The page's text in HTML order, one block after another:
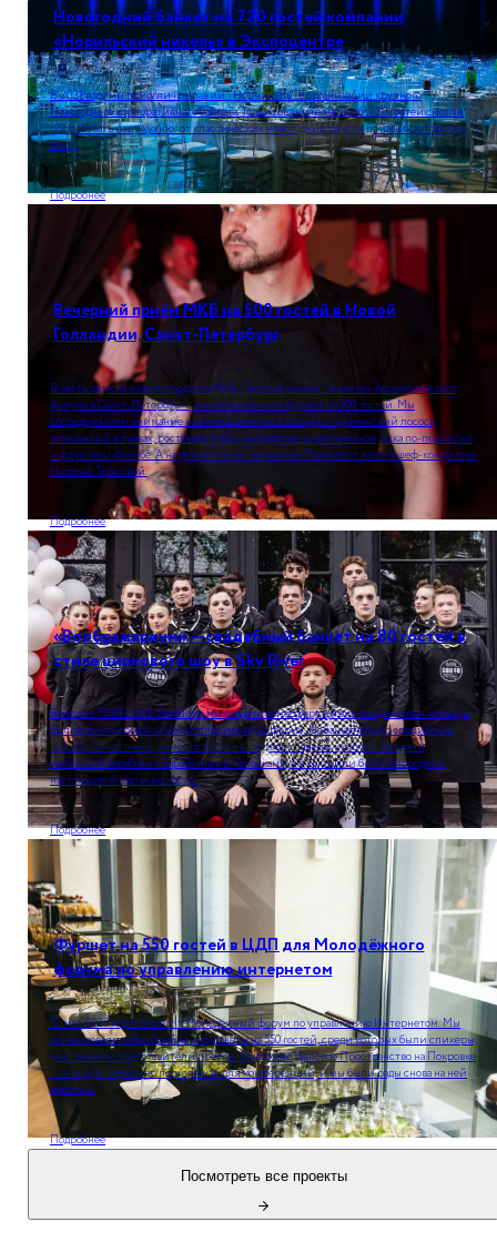
Новогодний банкет на 720 гостей компании
«Норильский никель» в Экспоцентре
В 2021 году мы помогли компании "Норникель" в организации крупного
Новогоднего корпоративного банкета. Только оцените масштаб! 720 гостей смогли
попробовать нашу кухню: от классических новогодних закусок до наших авторских
блюд.
Подробнее
Вечерний приём МКБ на 500 гостей в Новой
Голландии, Санкт-Петербург
В честь запуска нового продукта МКБ "Теплый прием" в рамках Экономического
форума в Санкт-Петербурге, мы организовали фуршет на 500 гостей. Мы
сосредоточили внимание на анимационных станциях: мурманский лосось,
запеченный в травах, ростбиф с бэби-картофелем и розмарином, утка по-пекински
и фруктами фламбе. А на десерт мини-пирожное Павлова от нашего шеф-кондитера
Натальи Тарасовой.
Подробнее
«Воображариум» — свадебный банкет на 80 гостей в
стиле циркового шоу в Sky River
Вместе с TOBELOVE Weddings мы создали атмосферу цирка: каждый член команды
был загриммирован и носил специальную форму. На банкете было специально
разработанное меню, а вместо торта мы подали сладкий купол со звездами,
маленькие барабаны с барабанными палочками, а в коктейли были вмородены
настоящие игральные кости.
Подробнее
Фуршет на 550 гостей в ЦДП для Молодёжного
форума по управлению интернетом
12 мая 2023 года прошел III Молодёжный форум по управлению Интернетом. Мы
организовали кофе-брейки и фуршеты на 550 гостей, среди которых были спикеры,
участники и представители прессы. Цифровое Деловое Пространство на Покровке
- площадка, идеально подходящая для конференций, и мы были рады снова на ней
работать.
Подробнее
Посмотреть все проекты